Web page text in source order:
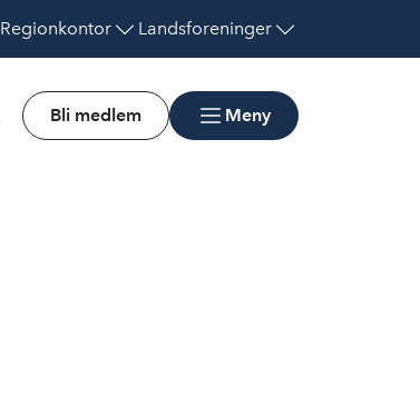
Regionkontor Landsforeninger
Bli medlem Meny